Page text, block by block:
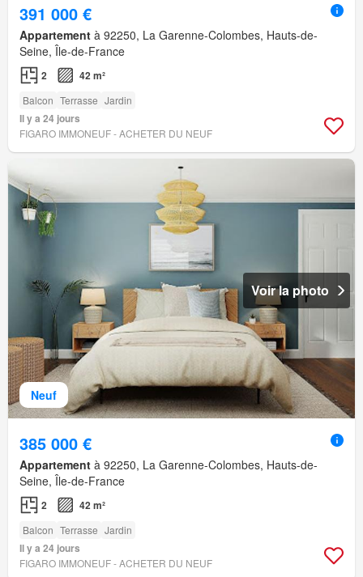
391 000 €
Appartement à 92250, La Garenne-Colombes, Hauts-de-
Seine, Île-de-France
2 42 m²
Balcon Terrasse Jardin
Il y a 24 jours
FIGARO IMMONEUF - ACHETER DU NEUF
Neuf
Voir la photo
385 000 €
Appartement à 92250, La Garenne-Colombes, Hauts-de-
Seine, Île-de-France
2 42 m²
Balcon Terrasse Jardin
Il y a 24 jours
FIGARO IMMONEUF - ACHETER DU NEUF